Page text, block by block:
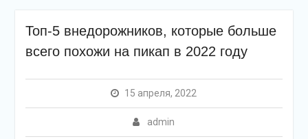
Топ-5 внедорожников, которые больше
всего похожи на пикап в 2022 году
15 апреля, 2022
admin